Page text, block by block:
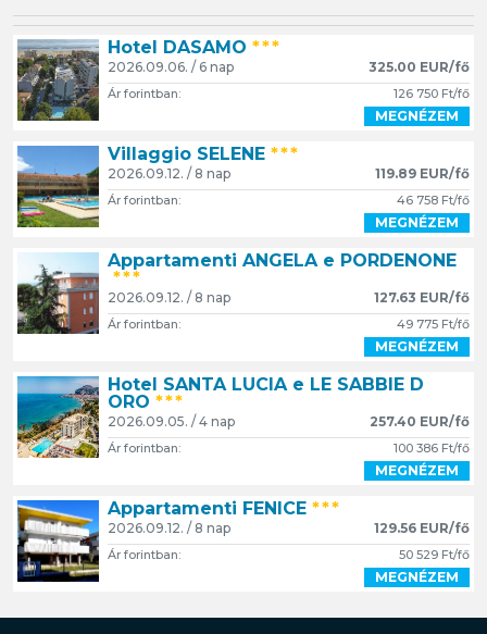
Hotel DASAMO ***
2026.09.06. / 6 nap 325.00 EUR/fő
Ár forintban: 126 750 Ft/fő
MEGNÉZEM
Villaggio SELENE ***
2026.09.12. / 8 nap 119.89 EUR/fő
Ár forintban: 46 758 Ft/fő
MEGNÉZEM
Appartamenti ANGELA e PORDENONE
***
2026.09.12. / 8 nap 127.63 EUR/fő
Ár forintban: 49 775 Ft/fő
MEGNÉZEM
Hotel SANTA LUCIA e LE SABBIE D
ORO ***
2026.09.05. / 4 nap 257.40 EUR/fő
Ár forintban: 100 386 Ft/fő
MEGNÉZEM
Appartamenti FENICE ***
2026.09.12. / 8 nap 129.56 EUR/fő
Ár forintban: 50 529 Ft/fő
MEGNÉZEM